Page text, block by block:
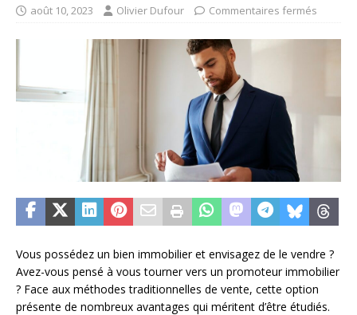
août 10, 2023 Olivier Dufour Commentaires fermés
Vous possédez un bien immobilier et envisagez de le vendre ?
Avez-vous pensé à vous tourner vers un promoteur immobilier
? Face aux méthodes traditionnelles de vente, cette option
présente de nombreux avantages qui méritent d’être étudiés.